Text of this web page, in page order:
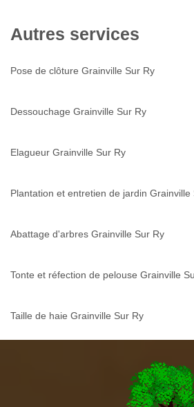
Autres services
Pose de clôture Grainville Sur Ry
Dessouchage Grainville Sur Ry
Elagueur Grainville Sur Ry
Plantation et entretien de jardin Grainville
Abattage d'arbres Grainville Sur Ry
Tonte et réfection de pelouse Grainville
Taille de haie Grainville Sur Ry